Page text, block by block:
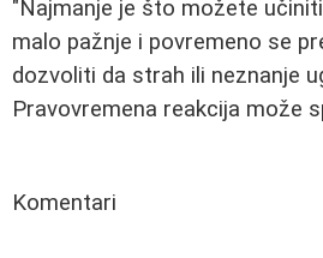
"Najmanje je što možete
malo pažnje i povremeno se
dozvoliti da strah ili neznanje
Pravovremena reakcija može
Komentari